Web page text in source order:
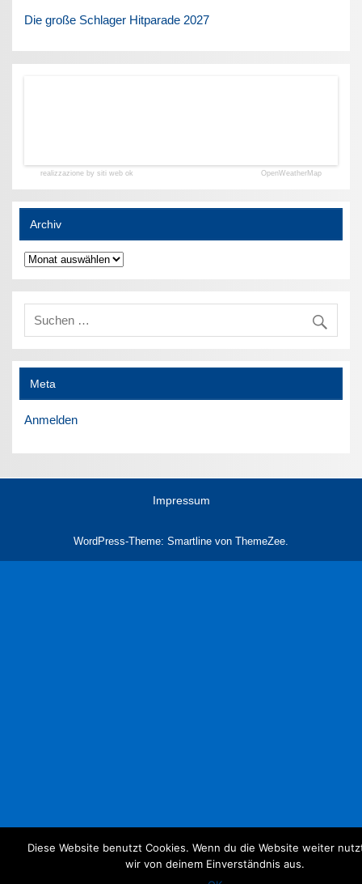
Die große Schlager Hitparade 2027
realizzazione by siti web ok OpenWeatherMap
Archiv
Archiv
Meta
Anmelden
Impressum
WordPress-Theme: Smartline von ThemeZee.
Diese Website benutzt Cookies. Wenn du die Website weiter
wir von deinem Einverständnis aus.